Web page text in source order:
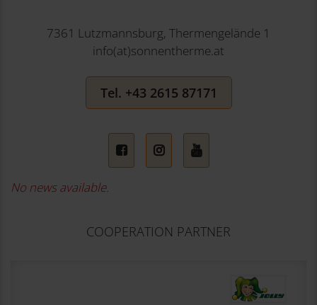
7361 Lutzmannsburg, Thermengelände 1
info(at)sonnentherme.at
Tel. +43 2615 87171
No news available.
COOPERATION PARTNER